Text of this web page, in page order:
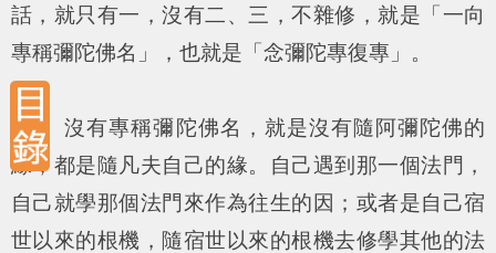
話，就只有一，沒有二、三，不雜修，就是「一向
專稱彌陀佛名」，也就是「念彌陀專復專」。
沒有專稱彌陀佛名，就是沒有隨阿彌陀佛的
緣，都是隨凡夫自己的緣。自己遇到那一個法門，
自己就學那個法門來作為往生的因；或者是自己宿
世以來的根機，隨宿世以來的根機去修學其他的法